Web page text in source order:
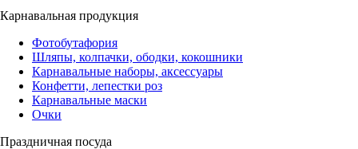
Карнавальная продукция
Фотобутафория
Шляпы, колпачки, ободки, кокошники
Карнавальные наборы, аксессуары
Конфетти, лепестки роз
Карнавальные маски
Очки
Праздничная посуда